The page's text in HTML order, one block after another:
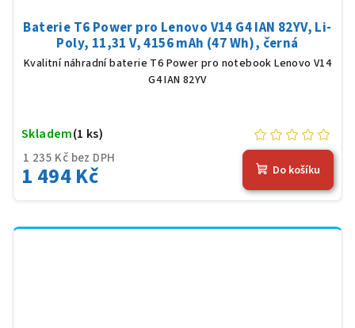
Baterie T6 Power pro Lenovo V14 G4 IAN 82YV, Li-
Poly, 11,31 V, 4156 mAh (47 Wh), černá
Kvalitní náhradní baterie T6 Power pro notebook Lenovo V14
G4 IAN 82YV
1 235 Kč bez DPH
1 494 Kč
Skladem(1 ks)
Do košíku